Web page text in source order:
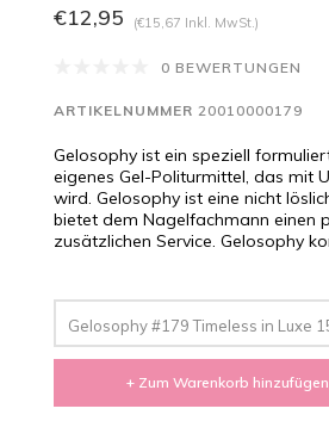
€12,95 (€15,67 Inkl. MwSt.)
0 BEWERTUNGEN
ARTIKELNUMMER 20010000179
Gelosophy ist ein speziell
eigenes Gel-Politurmittel, das mit
wird. Gelosophy ist eine nicht
bietet dem Nagelfachmann einen
zusätzlichen Service. Gelosophy
Gelosophy #179 Timeless in Luxe
+ Zum Warenkorb hinzufügen